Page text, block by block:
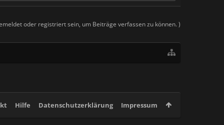
oder registriert sein, um Beiträge verfassen zu können. )
Hilfe Datenschutzerklärung Impressum